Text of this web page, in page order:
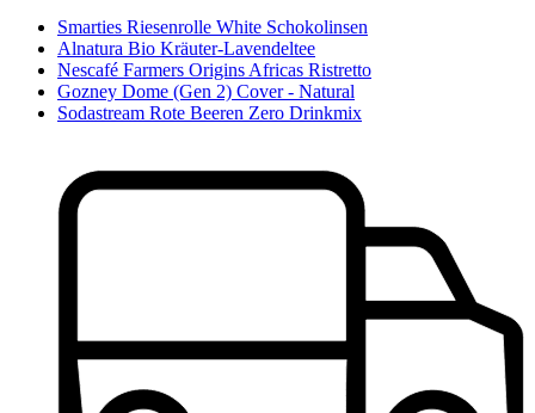
Smarties Riesenrolle White Schokolinsen
Alnatura Bio Kräuter-Lavendeltee
Nescafé Farmers Origins Africas Ristretto
Gozney Dome (Gen 2) Cover - Natural
Sodastream Rote Beeren Zero Drinkmix